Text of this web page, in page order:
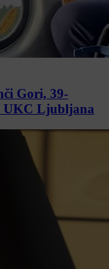
Gori, 39-
UKC Ljubljana